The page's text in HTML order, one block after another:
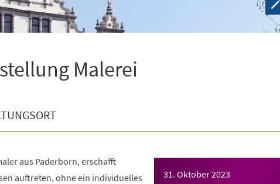
Malerei
31. Oktober 2023
aus Paderborn, erschafft
auftreten, ohne ein individuelles